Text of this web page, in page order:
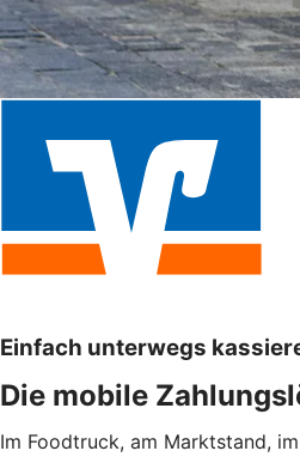
Einfach unterwegs
Die mobile
Im Foodtruck, am Marktstand,